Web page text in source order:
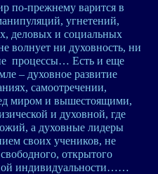
по-прежнему варится в
угнетений,
деловых и социальных
волнует ни духовность, ни
процессы… Есть и еще
– духовное развитие
самоотречении,
миром и вышестоящими,
и духовной, где
а духовные лидеры
своих учеников, не
открытого
индивидуальности……